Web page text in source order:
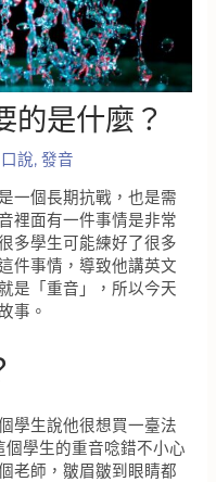
的是什麼？
口說,發音
一個長期抗戰，也是需
裡面有一件事情是非常
多學生可能練好了很多
件事情，導致他講英文
是「重音」，所以今天
事。
學生說他很想買一臺法
個學生的重音唸錯不小心
老師，皺眉皺到眼睛都